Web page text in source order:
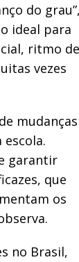
do grau”,
ideal para
ritmo de
vezes
mudanças
garantir
que
os
no Brasil,